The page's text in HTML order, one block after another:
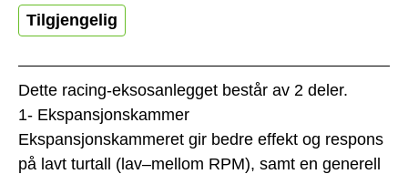
Dette racing-eksosanlegget består av 2 deler.
1- Ekspansjonskammer
Ekspansjonskammeret gir bedre effekt og respons
på lavt turtall (lav–mellom RPM), samt en generell
Tilgjengelig